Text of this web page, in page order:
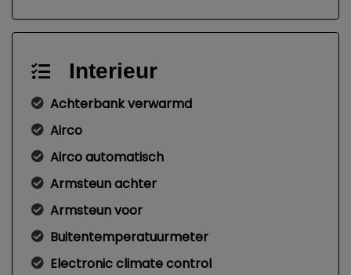
Interieur
Achterbank verwarmd
Airco
Airco automatisch
Armsteun achter
Armsteun voor
Buitentemperatuurmeter
Electronic climate control